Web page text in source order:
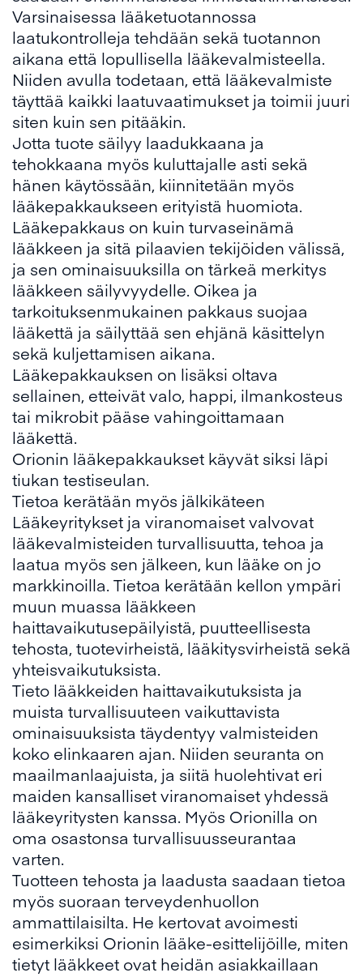
Varsinaisessa lääketuotannossa
laatukontrolleja tehdään sekä tuotannon
aikana että lopullisella lääkevalmisteella.
Niiden avulla todetaan, että lääkevalmiste
täyttää kaikki laatuvaatimukset ja toimii juuri
siten kuin sen pitääkin.
Jotta tuote säilyy laadukkaana ja
tehokkaana myös kuluttajalle asti sekä
hänen käytössään, kiinnitetään myös
lääkepakkaukseen erityistä huomiota.
Lääkepakkaus on kuin turvaseinämä
lääkkeen ja sitä pilaavien tekijöiden välissä,
ja sen ominaisuuksilla on tärkeä merkitys
lääkkeen säilyvyydelle. Oikea ja
tarkoituksenmukainen pakkaus suojaa
lääkettä ja säilyttää sen ehjänä käsittelyn
sekä kuljettamisen aikana.
Lääkepakkauksen on lisäksi oltava
sellainen, etteivät valo, happi, ilmankosteus
tai mikrobit pääse vahingoittamaan
lääkettä.
Orionin lääkepakkaukset käyvät siksi läpi
tiukan testiseulan.
Tietoa kerätään myös jälkikäteen
Lääkeyritykset ja viranomaiset valvovat
lääkevalmisteiden turvallisuutta, tehoa ja
laatua myös sen jälkeen, kun lääke on jo
markkinoilla. Tietoa kerätään kellon ympäri
muun muassa lääkkeen
haittavaikutusepäilyistä, puutteellisesta
tehosta, tuotevirheistä, lääkitysvirheistä sekä
yhteisvaikutuksista.
Tieto lääkkeiden haittavaikutuksista ja
muista turvallisuuteen vaikuttavista
ominaisuuksista täydentyy valmisteiden
koko elinkaaren ajan. Niiden seuranta on
maailmanlaajuista, ja siitä huolehtivat eri
maiden kansalliset viranomaiset yhdessä
lääkeyritysten kanssa. Myös Orionilla on
oma osastonsa turvallisuusseurantaa
varten.
Tuotteen tehosta ja laadusta saadaan tietoa
myös suoraan terveydenhuollon
ammattilaisilta. He kertovat avoimesti
esimerkiksi Orionin lääke-esittelijöille, miten
tietyt lääkkeet ovat heidän asiakkaillaan